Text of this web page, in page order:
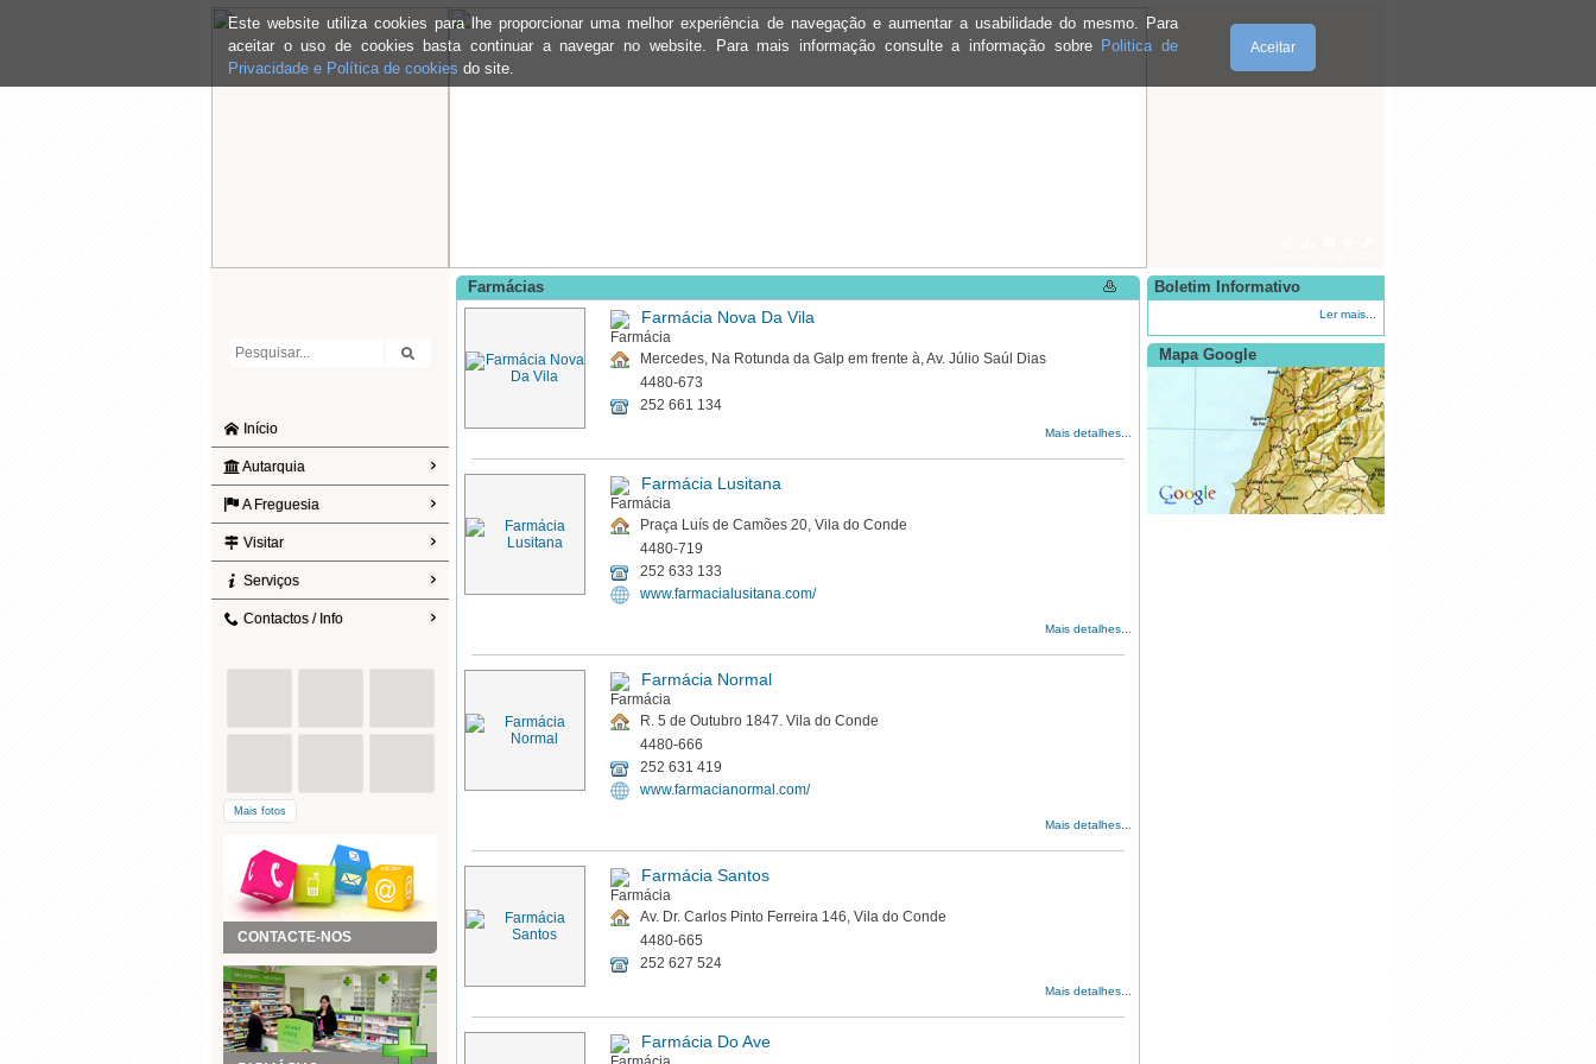
Este website utiliza cookies para lhe proporcionar uma melhor experiência de navegação e aumentar a usabilidade do mesmo. Para
aceitar o uso de cookies basta continuar a navegar no website. Para mais informação consulte a informação sobre Politica de
Privacidade e Política de cookies do site.
Aceitar
Início
Autarquia
A Freguesia
Visitar
Serviços
Contactos / Info
Mais fotos
CONTACTE-NOS
Farmácias
Farmácia Nova Da Vila
Mercedes, Na Rotunda da Galp em frente à, Av. Júlio Saúl Dias
4480-673
252 661 134
Mais detalhes...
Farmácia Lusitana
Praça Luís de Camões 20, Vila do Conde
4480-719
252 633 133
www.farmacialusitana.com/
Mais detalhes...
Farmácia Normal
R. 5 de Outubro 1847. Vila do Conde
4480-666
252 631 419
www.farmacianormal.com/
Mais detalhes...
Farmácia Santos
Av. Dr. Carlos Pinto Ferreira 146, Vila do Conde
4480-665
252 627 524
Mais detalhes...
Farmácia Do Ave
Boletim Informativo
Ler mais...
Mapa Google